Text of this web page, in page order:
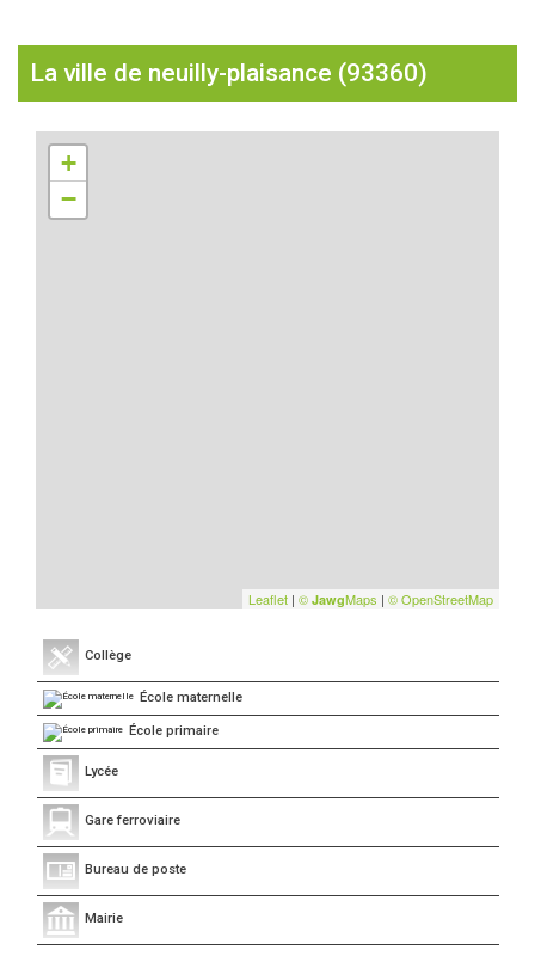
la ville de neuilly-plaisance (93360)
+
−
Leaflet | © JawgMaps | © OpenStreetMap
Collège
École maternelle
École primaire
Lycée
Gare ferroviaire
Bureau de poste
Mairie